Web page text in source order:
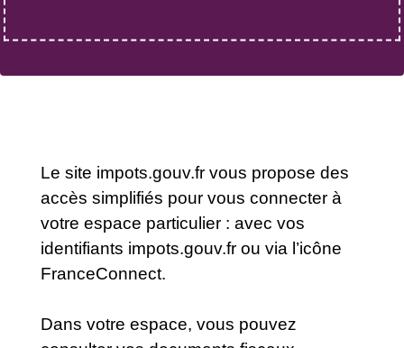
Le site impots.gouv.fr vous propose des
accès simplifiés pour vous connecter à
votre espace particulier : avec vos
identifiants impots.gouv.fr ou via l’icône
FranceConnect.
Dans votre espace, vous pouvez